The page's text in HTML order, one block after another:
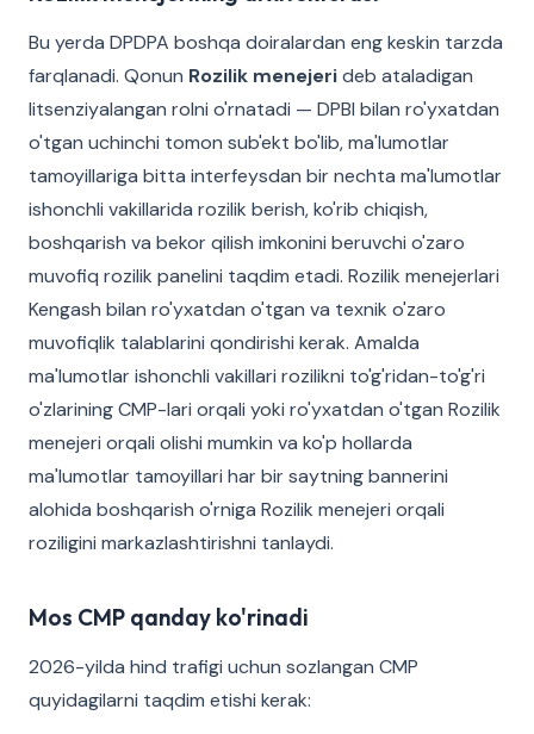
Bu yerda DPDPA boshqa doiralardan eng keskin tarzda
farqlanadi. Qonun Rozilik menejerideb ataladigan
litsenziyalangan rolni o'rnatadi — DPBI bilan ro'yxatdan
o'tgan uchinchi tomon sub'ekt bo'lib, ma'lumotlar
tamoyillariga bitta interfeysdan bir nechta ma'lumotlar
ishonchli vakillarida rozilik berish, ko'rib chiqish,
boshqarish va bekor qilish imkonini beruvchi o'zaro
muvofiq rozilik panelini taqdim etadi. Rozilik menejerlari
Kengash bilan ro'yxatdan o'tgan va texnik o'zaro
muvofiqlik talablarini qondirishi kerak. Amalda
ma'lumotlar ishonchli vakillari rozilikni to'g'ridan-to'g'ri
o'zlarining CMP-lari orqali yoki ro'yxatdan o'tgan Rozilik
menejeri orqali olishi mumkin va ko'p hollarda
ma'lumotlar tamoyillari har bir saytning bannerini
alohida boshqarish o'rniga Rozilik menejeri orqali
roziligini markazlashtirishni tanlaydi.
Mos CMP qanday ko'rinadi
2026-yilda hind trafigi uchun sozlangan CMP
quyidagilarni taqdim etishi kerak: